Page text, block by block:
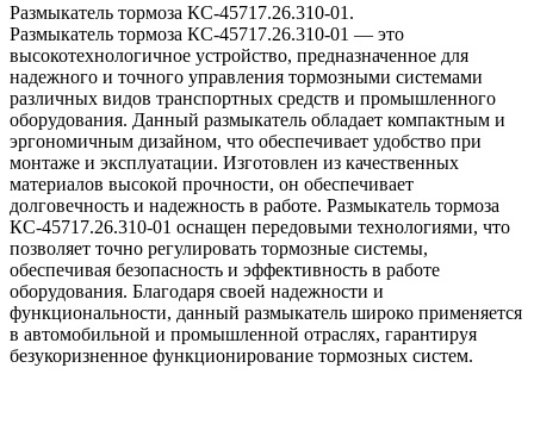
Размыкатель тормоза КС-45717.26.310-01.
Размыкатель тормоза КС-45717.26.310-01 — это
высокотехнологичное устройство, предназначенное для
надежного и точного управления тормозными системами
различных видов транспортных средств и промышленного
оборудования. Данный размыкатель обладает компактным и
эргономичным дизайном, что обеспечивает удобство при
монтаже и эксплуатации. Изготовлен из качественных
материалов высокой прочности, он обеспечивает
долговечность и надежность в работе. Размыкатель тормоза
КС-45717.26.310-01 оснащен передовыми технологиями, что
позволяет точно регулировать тормозные системы,
обеспечивая безопасность и эффективность в работе
оборудования. Благодаря своей надежности и
функциональности, данный размыкатель широко применяется
в автомобильной и промышленной отраслях, гарантируя
безукоризненное функционирование тормозных систем.